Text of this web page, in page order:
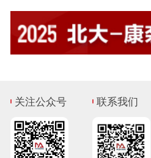
关注公众号 联系我们